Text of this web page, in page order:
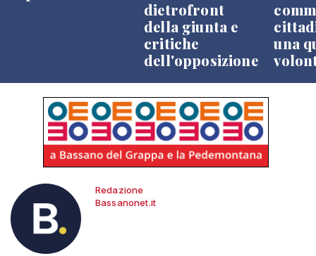
dietrofront
della giunta e
critiche
dell'opposizione
una
Redazione
Bassanonet.it